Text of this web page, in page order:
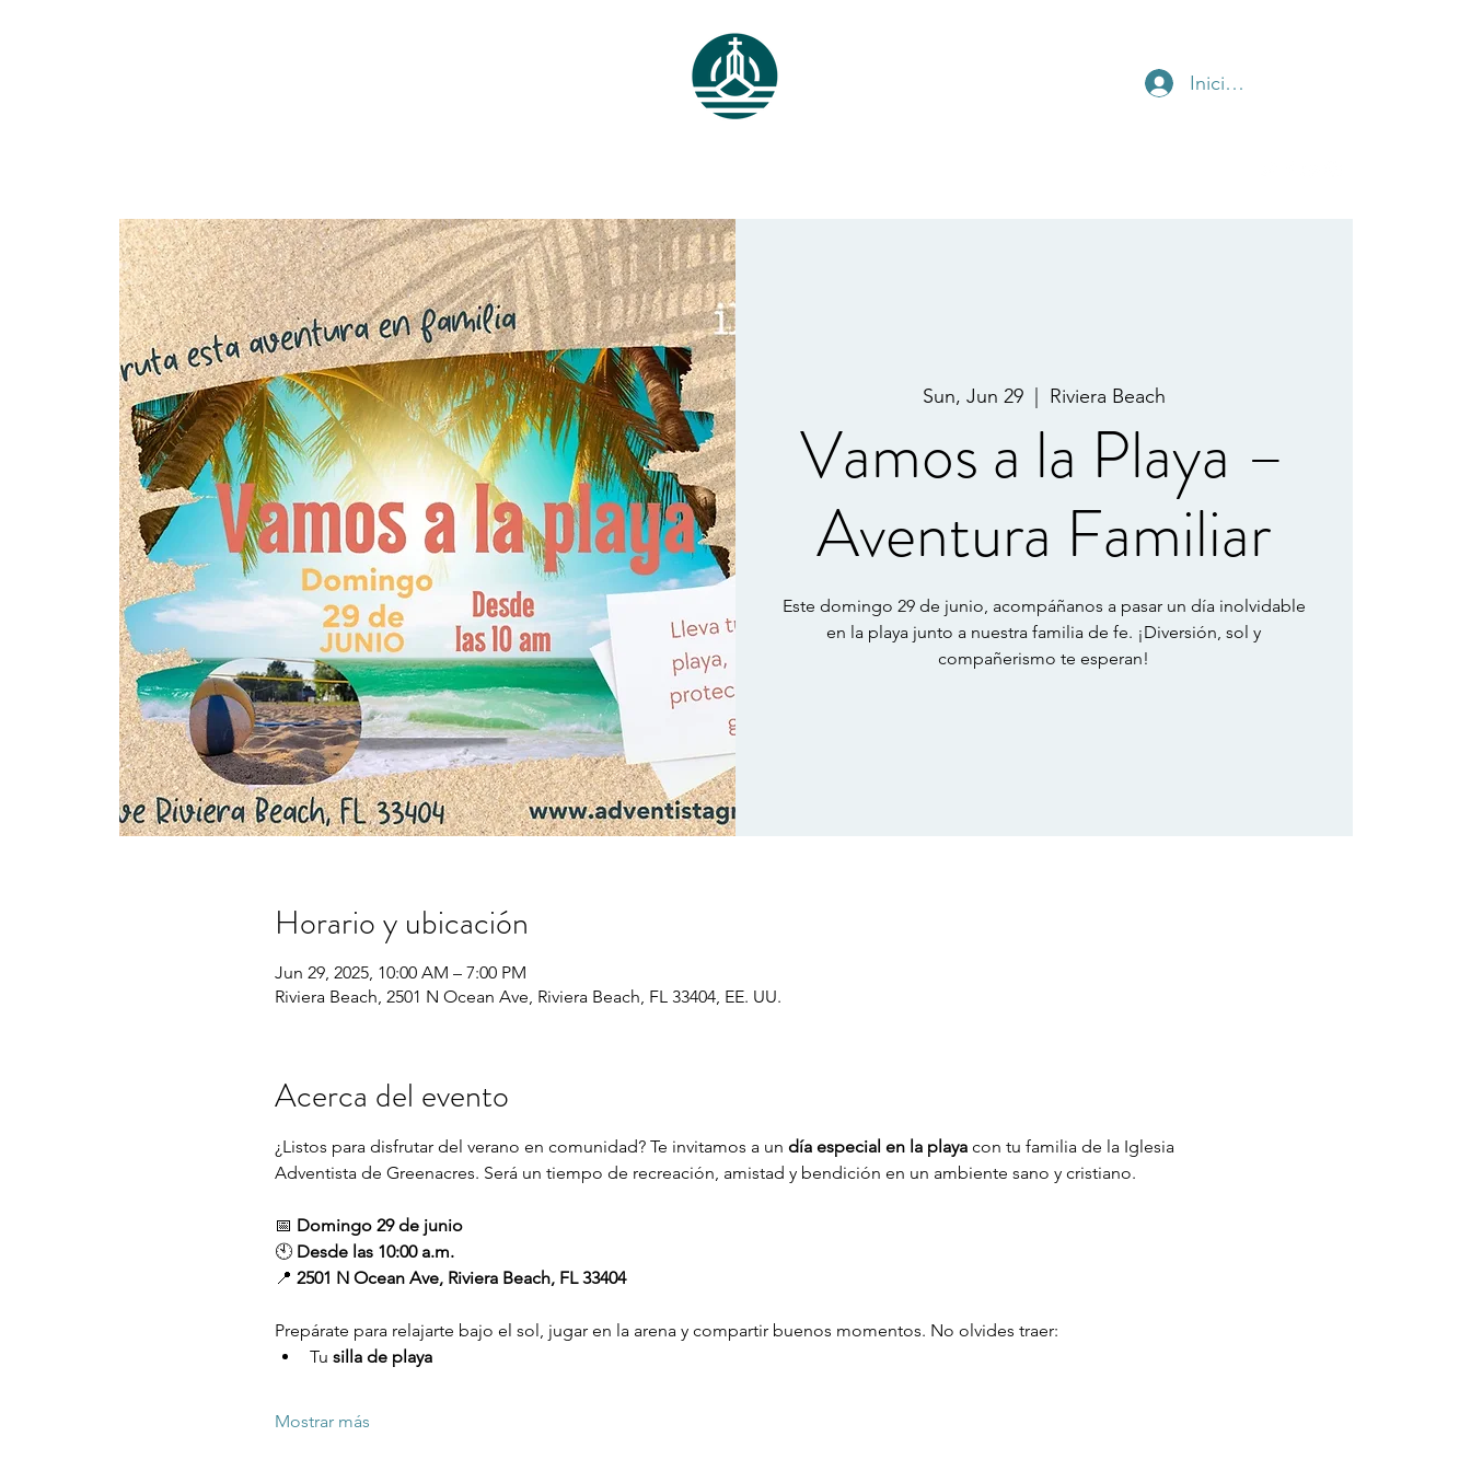
Iniciar sesión
Sun, Jun 29
  |
Riviera Beach
Vamos a la Playa –
Aventura Familiar
Este domingo 29 de junio, acompáñanos a pasar un día inolvidable
en la playa junto a nuestra familia de fe. ¡Diversión, sol y
compañerismo te esperan!
Horario y ubicación
Jun 29, 2025, 10:00 AM – 7:00 PM
Riviera Beach, 2501 N Ocean Ave, Riviera Beach, FL 33404, EE. UU.
Acerca del evento
¿Listos para disfrutar del verano en comunidad? Te invitamos a un día especial en la playa con tu familia de la Iglesia
Adventista de Greenacres. Será un tiempo de recreación, amistad y bendición en un ambiente sano y cristiano.
📅 Domingo 29 de junio
🕙 Desde las 10:00 a.m.
📍 2501 N Ocean Ave, Riviera Beach, FL 33404
Prepárate para relajarte bajo el sol, jugar en la arena y compartir buenos momentos. No olvides traer:
Tu silla de playa
Mostrar más